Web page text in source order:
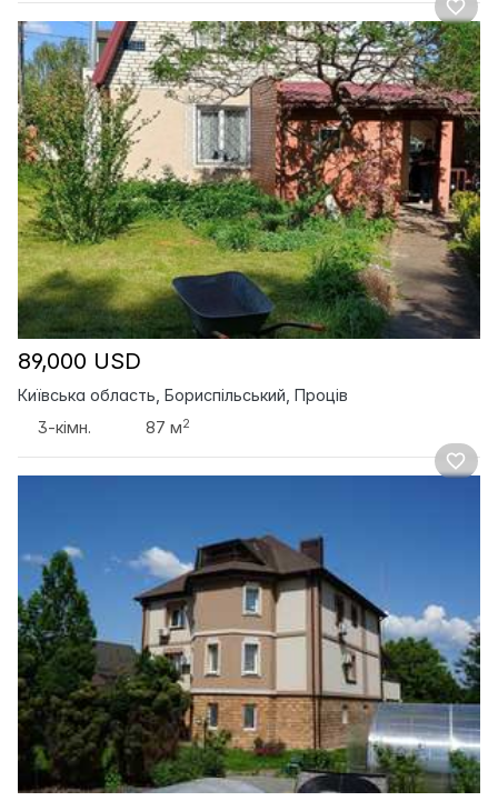
89,000 USD
Київська область, Бориспільський, Проців
3-кімн.
87 м2